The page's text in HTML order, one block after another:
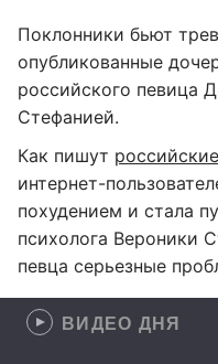
Поклонники бьют
опубликованные
российского певица
Стефанией.
Как пишут
интернет-
похудением и стала
психолога Вероники
певца серьезные
ВИДЕО ДНЯ